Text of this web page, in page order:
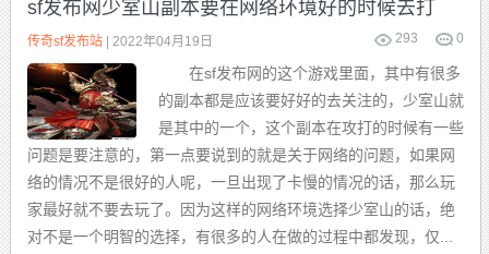
sf发布网少室山副本要在网络环境好的时候去打
293 0
传奇sf发布站 | 2022年04月19日
在sf发布网的这个游戏里面，其中有很多
的副本都是应该要好好的去关注的，少室山就
是其中的一个，这个副本在攻打的时候有一些
问题是要注意的，第一点要说到的就是关于网络的问题，如果网
络的情况不是很好的人呢，一旦出现了卡慢的情况的话，那么玩
家最好就不要去玩了。因为这样的网络环境选择少室山的话，绝
对不是一个明智的选择，有很多的人在做的过程中都发现，仅...